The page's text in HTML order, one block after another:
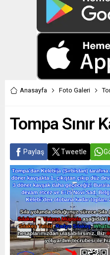
Anasayfa Foto Galeri
Tompa Sınır
Paylaş Tweetle